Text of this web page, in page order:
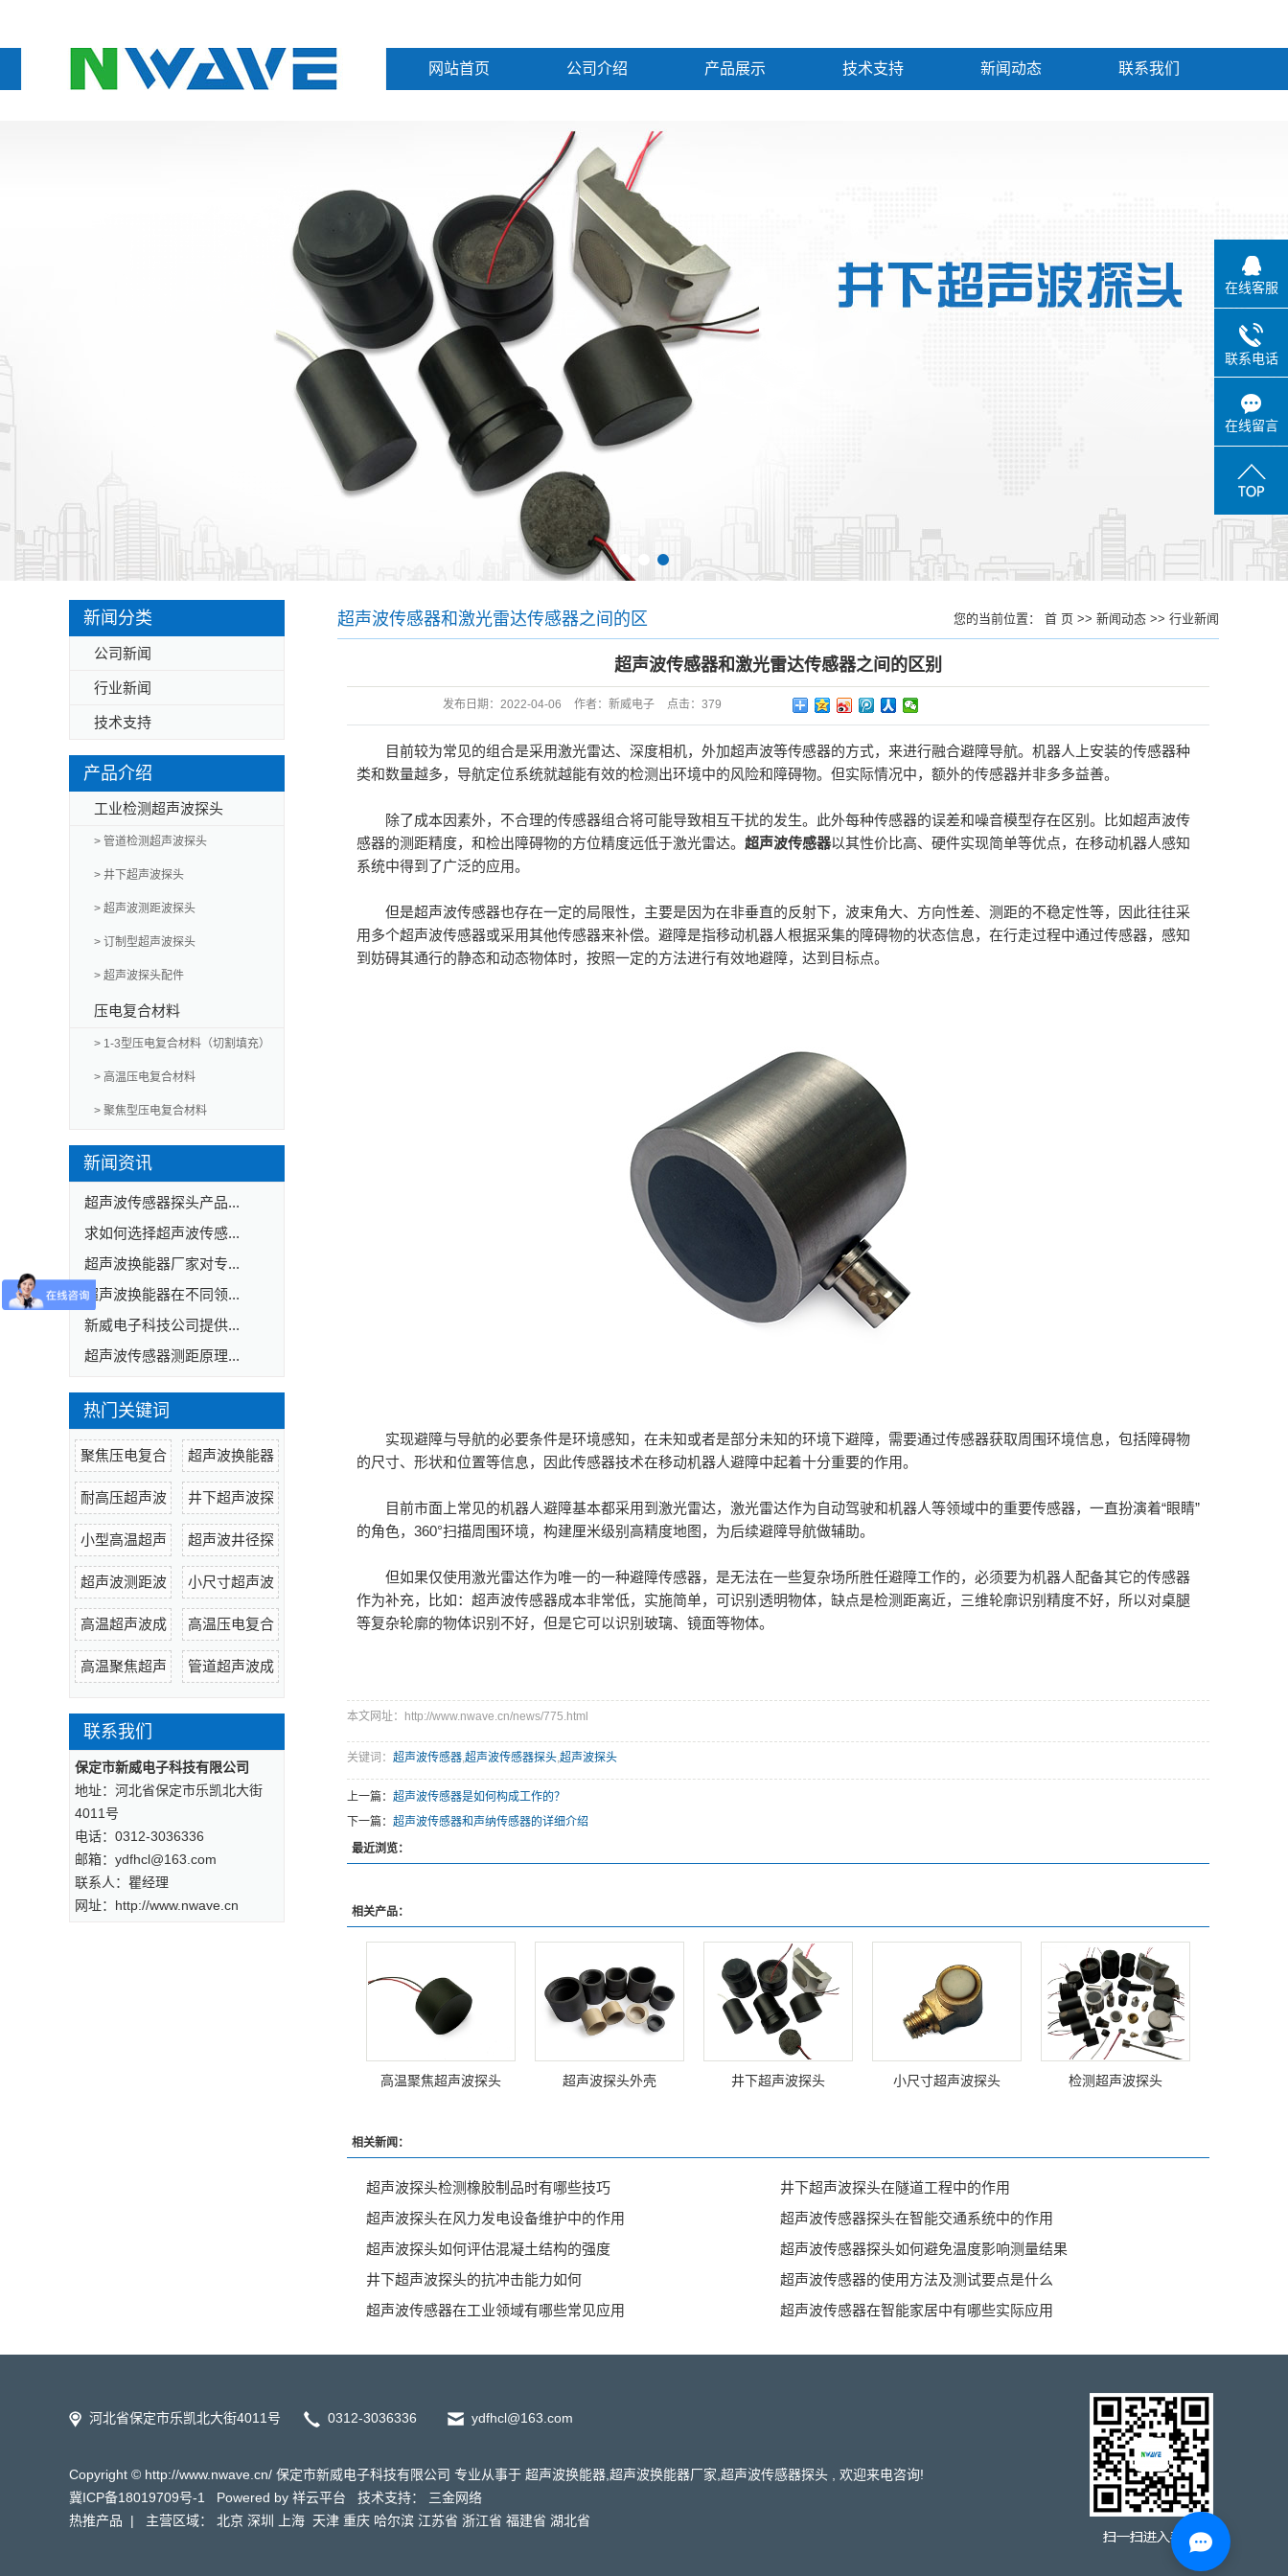
网站首页 公司介绍 产品展示 技术支持 新闻动态 联系我们
1 2 3
新闻分类
公司新闻
行业新闻
技术支持
产品介绍
工业检测超声波探头
> 管道检测超声波探头
> 井下超声波探头
> 超声波测距波探头
> 订制型超声波探头
> 超声波探头配件
压电复合材料
> 1-3型压电复合材料（切割填充）
> 高温压电复合材料
> 聚焦型压电复合材料
新闻资讯
超声波传感器探头产品...
求如何选择超声波传感...
超声波换能器厂家对专...
超声波换能器在不同领...
新威电子科技公司提供...
超声波传感器测距原理...
热门关键词
聚焦压电复合 超声波换能器
耐高压超声波 井下超声波探
小型高温超声 超声波井径探
超声波测距波 小尺寸超声波
高温超声波成 高温压电复合
高温聚焦超声 管道超声波成
联系我们
保定市新威电子科技有限公司
地址：河北省保定市乐凯北大街
4011号
电话：0312-3036336
邮箱：ydfhcl@163.com
联系人：瞿经理
网址：http://www.nwave.cn
超声波传感器和激光雷达传感器之间的区
您的当前位置： 首 页 >> 新闻动态 >> 行业新闻
超声波传感器和激光雷达传感器之间的区别
发布日期： 2022-04-06 作者： 新威电子 点击： 379
目前较为常见的组合是采用激光雷达、深度相机，外加超声波等传感器的方式，来进行融合避障导航。机器人上安装的传感器种
类和数量越多，导航定位系统就越能有效的检测出环境中的风险和障碍物。但实际情况中，额外的传感器并非多多益善。
除了成本因素外，不合理的传感器组合将可能导致相互干扰的发生。此外每种传感器的误差和噪音模型存在区别。比如超声波传
感器的测距精度，和检出障碍物的方位精度远低于激光雷达。 超声波传感器以其性价比高、硬件实现简单等优点，在移动机器人感知
系统中得到了广泛的应用。
但是超声波传感器也存在一定的局限性，主要是因为在非垂直的反射下，波束角大、方向性差、测距的不稳定性等，因此往往采
用多个超声波传感器或采用其他传感器来补偿。 避障是指移动机器人根据采集的障碍物的状态信息，在行走过程中通过传感器，感知
到妨碍其通行的静态和动态物体时，按照一定的方法进行有效地避障，达到目标点。
实现避障与导航的必要条件是环境感知，在未知或者是部分未知的环境下避障，需要通过传感器获取周围环境信息，包括障碍物
的尺寸、形状和位置等信息，因此传感器技术在移动机器人避障中起着十分重要的作用。
目前市面上常见的机器人避障基本都采用到激光雷达，激光雷达作为自动驾驶和机器人等领域中的重要传感器，一直扮演着“眼睛”
的角色，360°扫描周围环境，构建厘米级别高精度地图，为后续避障导航做辅助。
但如果仅使用激光雷达作为唯一的一种避障传感器，是无法在一些复杂场所胜任避障工作的，必须要为机器人配备其它的传感器
作为补充，比如：超声波传感器成本非常低，实施简单，可识别透明物体，缺点是检测距离近，三维轮廓识别精度不好，所以对桌腿
等复杂轮廓的物体识别不好，但是它可以识别玻璃、镜面等物体。
本文网址：http://www.nwave.cn/news/775.html
关键词： 超声波传感器,超声波传感器探头,超声波探头
上一篇： 超声波传感器是如何构成工作的？
下一篇： 超声波传感器和声纳传感器的详细介绍
最近浏览：
相关产品：
高温聚焦超声波探头 超声波探头外壳 井下超声波探头 小尺寸超声波探头 检测超声波探头
相关新闻：
超声波探头检测橡胶制品时有哪些技巧
井下超声波探头在隧道工程中的作用
超声波探头在风力发电设备维护中的作用
超声波传感器探头在智能交通系统中的作用
超声波探头如何评估混凝土结构的强度
超声波传感器探头如何避免温度影响测量结果
井下超声波探头的抗冲击能力如何
超声波传感器的使用方法及测试要点是什么
超声波传感器在工业领域有哪些常见应用
超声波传感器在智能家居中有哪些实际应用
河北省保定市乐凯北大街4011号 0312-3036336 ydfhcl@163.com
Copyright © http://www.nwave.cn/ 保定市新威电子科技有限公司 专业从事于 超声波换能器 超声波换能器厂家 超声波传感器探头 , 欢迎来电咨询!
冀ICP备18019709号-1
Powered by 祥云平台 技术支持： 三金网络
热推产品 | 主营区域： 北京 深圳 上海 天津 重庆 哈尔滨 江苏省 浙江省 福建省 湖北省
在线客服
联系电话
在线留言